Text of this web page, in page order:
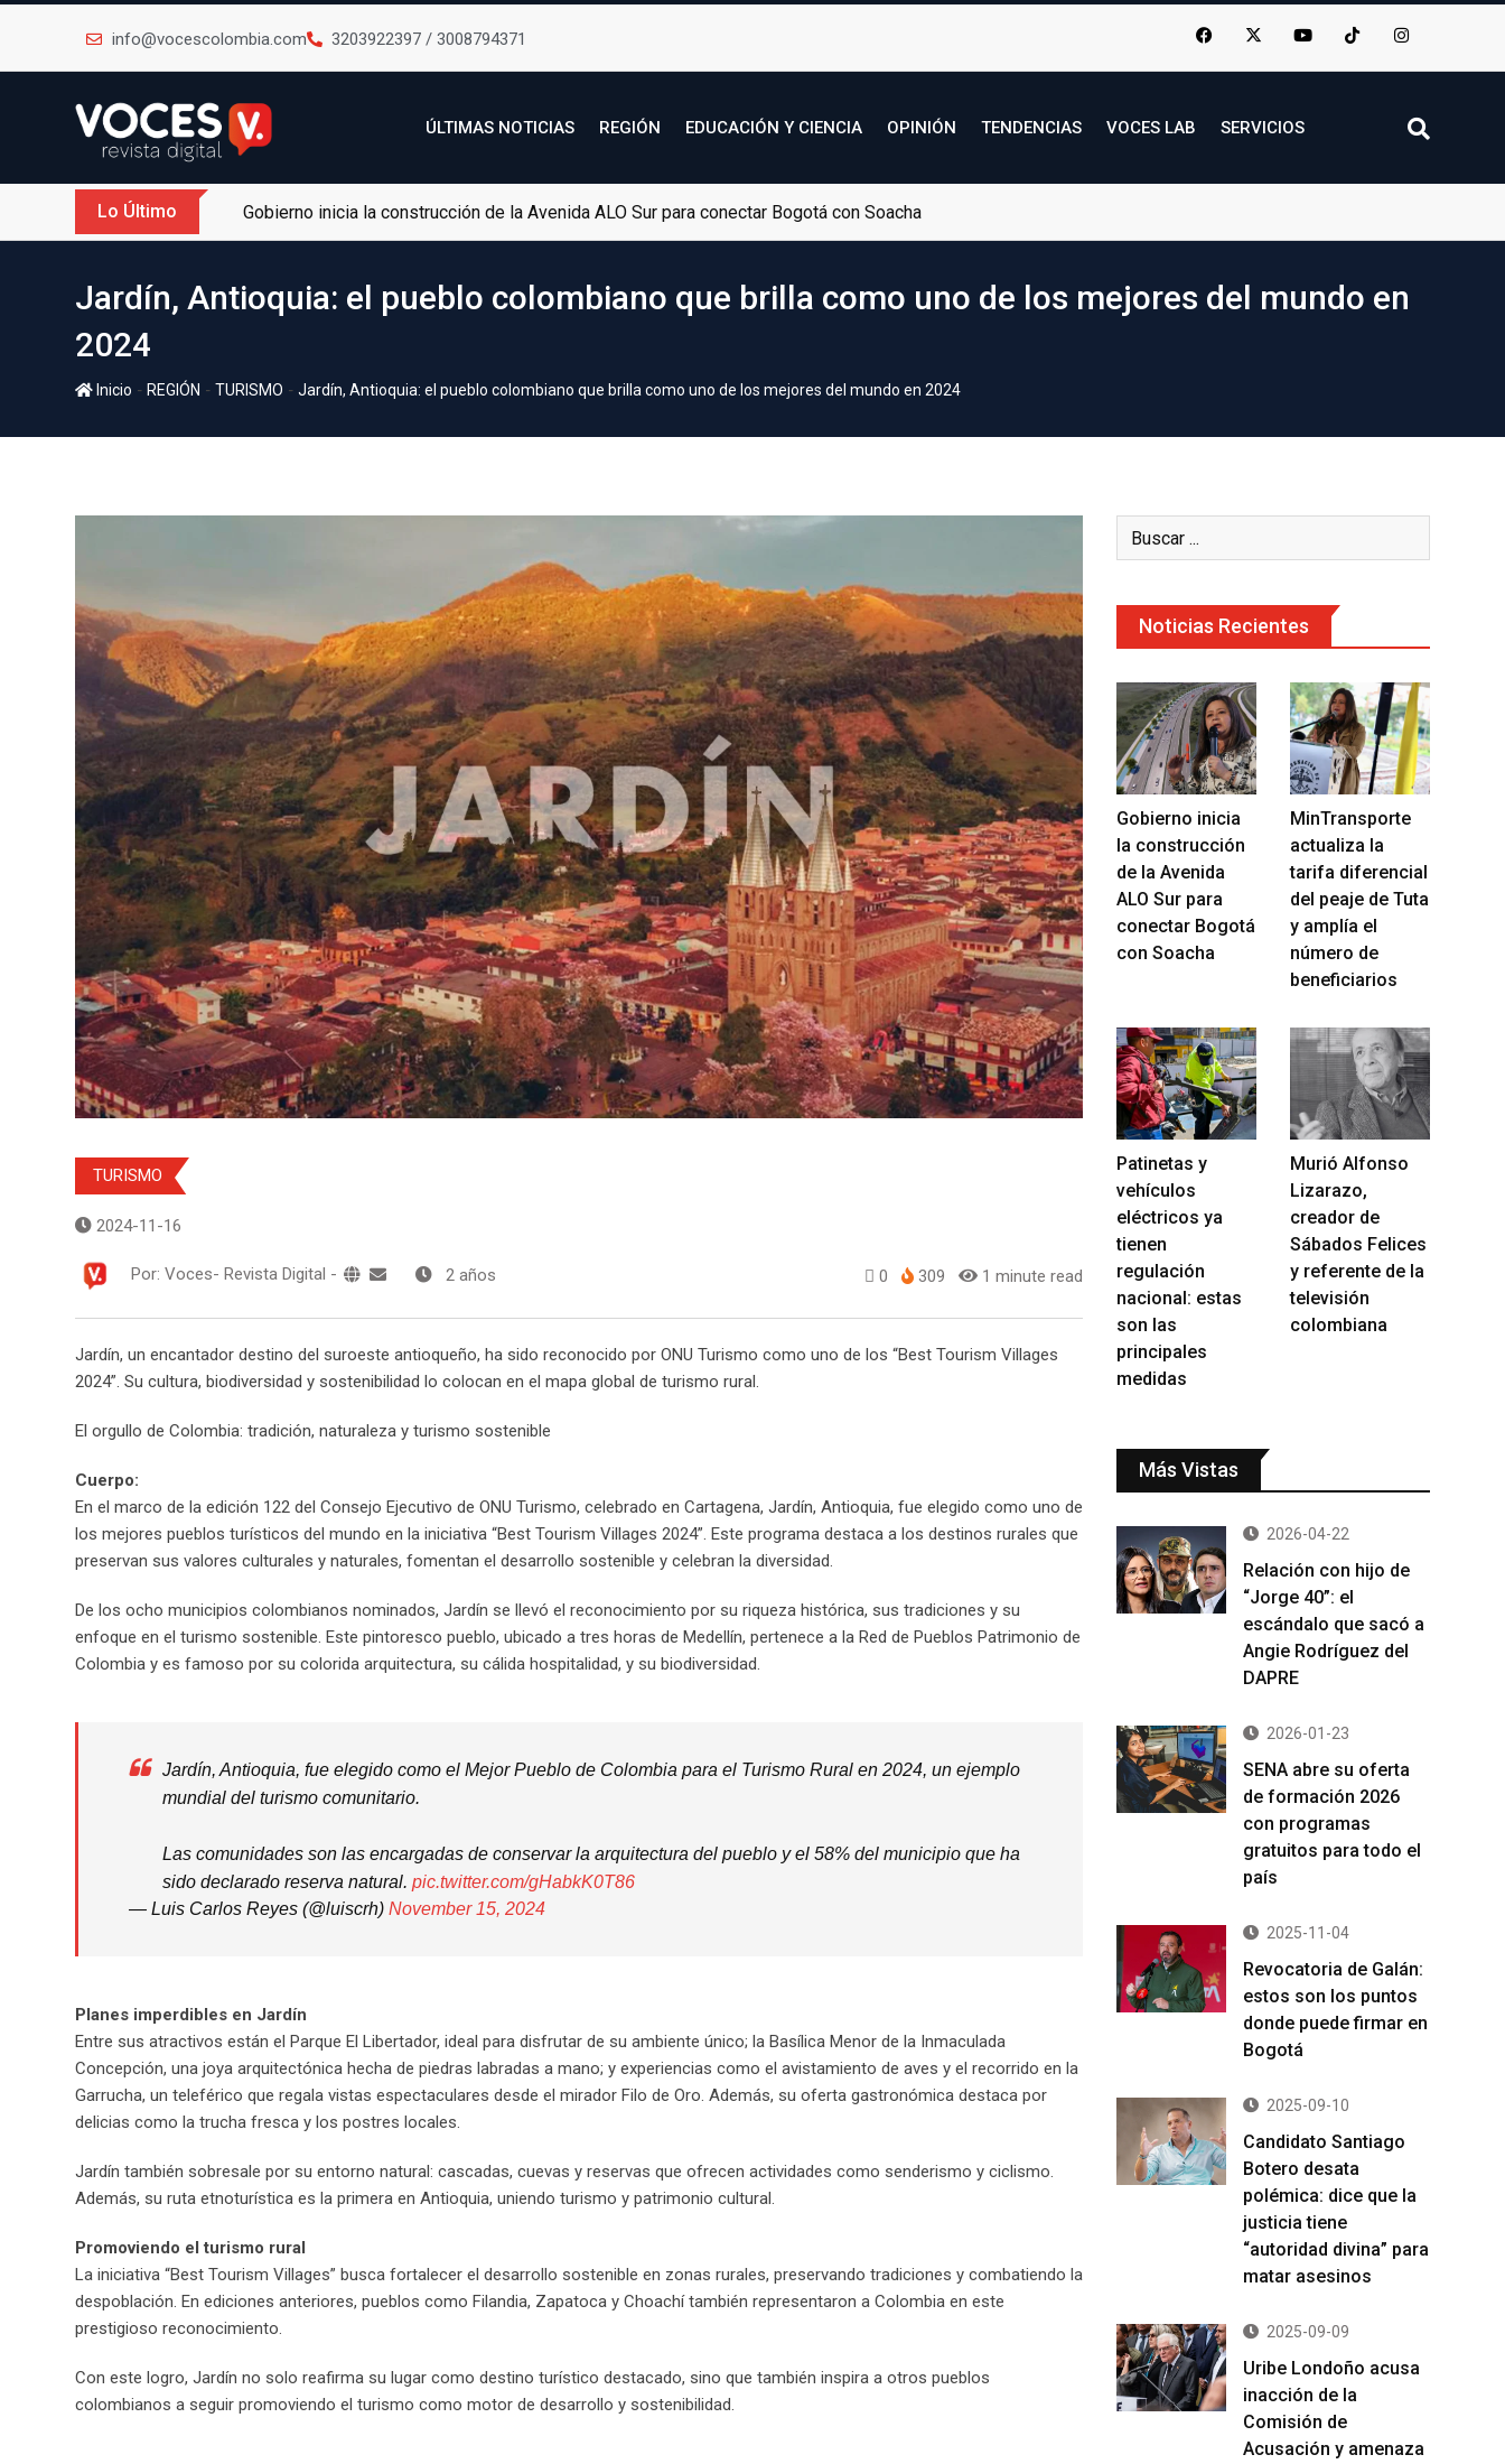
info@vocescolombia.com 3203922397 / 3008794371
ÚLTIMAS NOTICIAS REGIÓN EDUCACIÓN Y CIENCIA OPINIÓN TENDENCIAS VOCES LAB SERVICIOS
Lo Último Gobierno inicia la construcción de la Avenida ALO Sur para conectar Bogotá con Soacha
Jardín, Antioquia: el pueblo colombiano que brilla como uno de los mejores del mundo en
2024
Inicio - REGIÓN - TURISMO - Jardín, Antioquia: el pueblo colombiano que brilla como uno de los mejores del mundo en 2024
TURISMO
2024-11-16
Por: Voces- Revista Digital - 2 años 0 309 1 minute read
Jardín, un encantador destino del suroeste antioqueño, ha sido reconocido por ONU Turismo como uno de los “Best Tourism Villages
2024”. Su cultura, biodiversidad y sostenibilidad lo colocan en el mapa global de turismo rural.
El orgullo de Colombia: tradición, naturaleza y turismo sostenible
Cuerpo:
En el marco de la edición 122 del Consejo Ejecutivo de ONU Turismo, celebrado en Cartagena, Jardín, Antioquia, fue elegido como uno de
los mejores pueblos turísticos del mundo en la iniciativa “Best Tourism Villages 2024”. Este programa destaca a los destinos rurales que
preservan sus valores culturales y naturales, fomentan el desarrollo sostenible y celebran la diversidad.
De los ocho municipios colombianos nominados, Jardín se llevó el reconocimiento por su riqueza histórica, sus tradiciones y su
enfoque en el turismo sostenible. Este pintoresco pueblo, ubicado a tres horas de Medellín, pertenece a la Red de Pueblos Patrimonio de
Colombia y es famoso por su colorida arquitectura, su cálida hospitalidad, y su biodiversidad.
Jardín, Antioquia, fue elegido como el Mejor Pueblo de Colombia para el Turismo Rural en 2024, un ejemplo
mundial del turismo comunitario.
Las comunidades son las encargadas de conservar la arquitectura del pueblo y el 58% del municipio que ha
sido declarado reserva natural. pic.twitter.com/gHabkK0T86
— Luis Carlos Reyes (@luiscrh) November 15, 2024
Planes imperdibles en Jardín
Entre sus atractivos están el Parque El Libertador, ideal para disfrutar de su ambiente único; la Basílica Menor de la Inmaculada
Concepción, una joya arquitectónica hecha de piedras labradas a mano; y experiencias como el avistamiento de aves y el recorrido en la
Garrucha, un teleférico que regala vistas espectaculares desde el mirador Filo de Oro. Además, su oferta gastronómica destaca por
delicias como la trucha fresca y los postres locales.
Jardín también sobresale por su entorno natural: cascadas, cuevas y reservas que ofrecen actividades como senderismo y ciclismo.
Además, su ruta etnoturística es la primera en Antioquia, uniendo turismo y patrimonio cultural.
Promoviendo el turismo rural
La iniciativa “Best Tourism Villages” busca fortalecer el desarrollo sostenible en zonas rurales, preservando tradiciones y combatiendo la
despoblación. En ediciones anteriores, pueblos como Filandia, Zapatoca y Choachí también representaron a Colombia en este
prestigioso reconocimiento.
Con este logro, Jardín no solo reafirma su lugar como destino turístico destacado, sino que también inspira a otros pueblos
colombianos a seguir promoviendo el turismo como motor de desarrollo y sostenibilidad.
Noticias Recientes
Gobierno inicia
la construcción
de la Avenida
ALO Sur para
conectar Bogotá
con Soacha
MinTransporte
actualiza la
tarifa diferencial
del peaje de Tuta
y amplía el
número de
beneficiarios
Patinetas y
vehículos
eléctricos ya
tienen
regulación
nacional: estas
son las
principales
medidas
Murió Alfonso
Lizarazo,
creador de
Sábados Felices
y referente de la
televisión
colombiana
Más Vistas
2026-04-22
Relación con hijo de
“Jorge 40”: el
escándalo que sacó a
Angie Rodríguez del
DAPRE
2026-01-23
SENA abre su oferta
de formación 2026
con programas
gratuitos para todo el
país
2025-11-04
Revocatoria de Galán:
estos son los puntos
donde puede firmar en
Bogotá
2025-09-10
Candidato Santiago
Botero desata
polémica: dice que la
justicia tiene
“autoridad divina” para
matar asesinos
2025-09-09
Uribe Londoño acusa
inacción de la
Comisión de
Acusación y amenaza